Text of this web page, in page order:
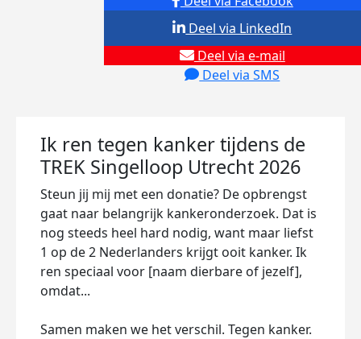
Deel via e-mail
Deel via SMS
Deel via LinkedIn
Ik ren tegen kanker tijdens de
TREK Singelloop Utrecht 2026
Steun jij mij met een donatie? De opbrengst
gaat naar belangrijk kankeronderzoek. Dat is
nog steeds heel hard nodig, want maar liefst
1 op de 2 Nederlanders krijgt ooit kanker. Ik
ren speciaal voor [naam dierbare of jezelf],
omdat...
Samen maken we het verschil. Tegen kanker.